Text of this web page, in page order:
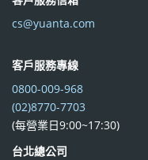
cs@yuanta.com
客戶服務專線
0800-009-968
(02)8770-7703
(每營業日9:00~17:30)
台北總公司